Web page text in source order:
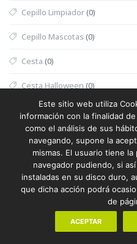
Cepillo Limpiador(0)
Cepillo Mascotas (0)
Cesta (0)
Cesta Halloween (0)
Cesta Nevera Picnic (0)
Cesta Picnic(0)
Cesta Térmica (0)
Chaleco (1)
Chaleco Reflectante(0)
Este sitio web utiliza
información con la finalidad
como el análisis de sus
navegando, supone la
mismas. El usuario tiene
navegador pudiendo, si
instaladas en su disco duro,
que dicha acción podrá
de
ACEPTAR